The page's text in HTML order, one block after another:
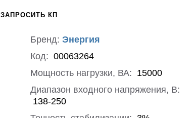
ЗАПРОСИТЬ КП
Бренд: Энергия
Код: 00063264
Мощность нагрузки, ВА: 15000
Диапазон входного напряжения, В:
138-250